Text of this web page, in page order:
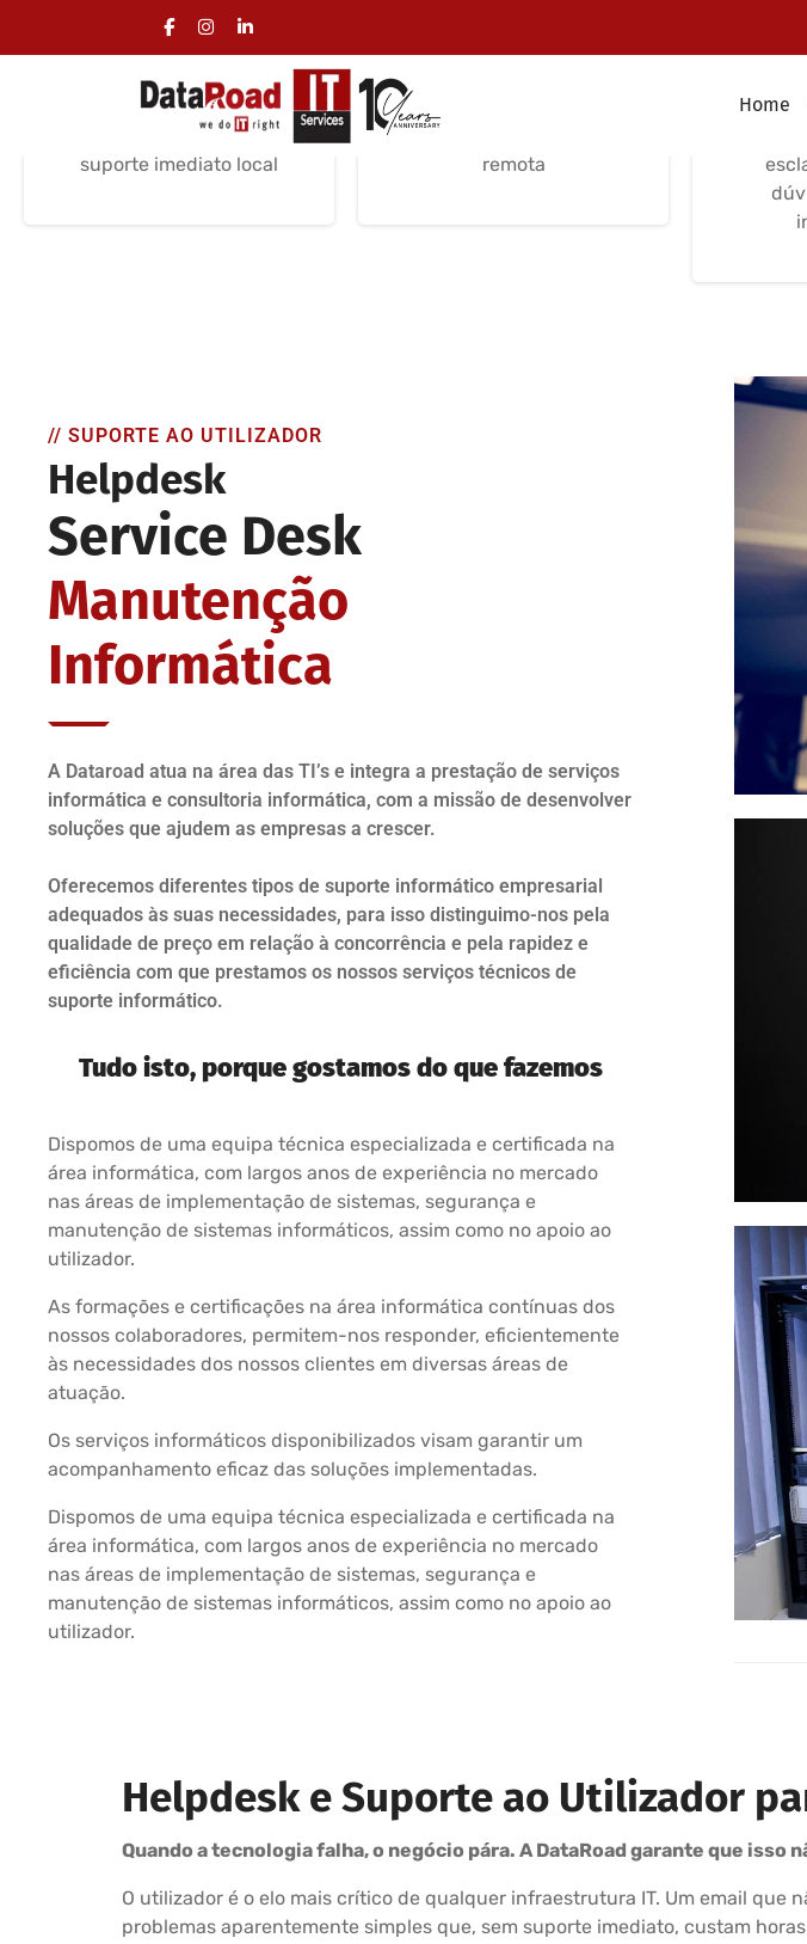
Home
Assistência
Informática Local
Assistência informática
local, permanente com
suporte imediato local
informática Remota
assistência informática
remota
// SUPORTE AO UTILIZADOR
Helpdesk
Service Desk
Manutenção
Informática
A Dataroad atua na área das TI’s e integra a prestação de serviços
informática e consultoria informática, com a missão de desenvolver
soluções que ajudem as empresas a crescer.
Oferecemos diferentes tipos de suporte informático empresarial
adequados às suas necessidades, para isso distinguimo-nos pela
qualidade de preço em relação à concorrência e pela rapidez e
eficiência com que prestamos os nossos serviços técnicos de
suporte informático.
Tudo isto, porque gostamos do que fazemos
Dispomos de uma equipa técnica especializada e certificada na
área informática, com largos anos de experiência no mercado
nas áreas de implementação de sistemas, segurança e
manutenção de sistemas informáticos, assim como no apoio ao
utilizador.
As formações e certificações na área informática contínuas dos
nossos colaboradores, permitem-nos responder, eficientemente
às necessidades dos nossos clientes em diversas áreas de
atuação.
Os serviços informáticos disponibilizados visam garantir um
acompanhamento eficaz das soluções implementadas.
Dispomos de uma equipa técnica especializada e certificada na
área informática, com largos anos de experiência no mercado
nas áreas de implementação de sistemas, segurança e
manutenção de sistemas informáticos, assim como no apoio ao
utilizador.
Helpdesk e Suporte ao Utilizador
Quando a tecnologia falha, o negócio pára. A DataRoad garante que isso
O utilizador é o elo mais crítico de qualquer infraestrutura IT. Um email que
problemas aparentemente simples que, sem suporte imediato, custam